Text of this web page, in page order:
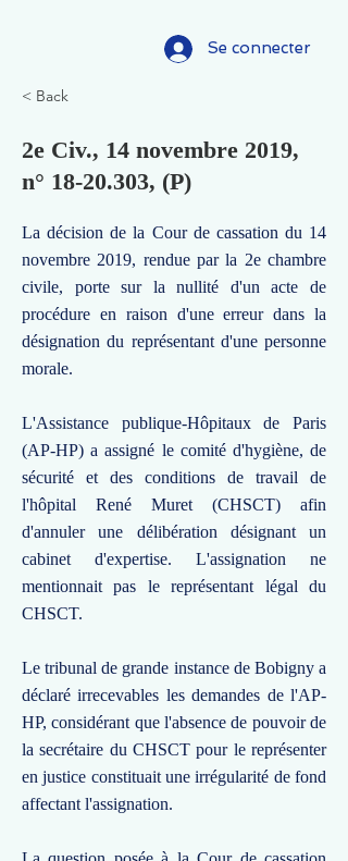
Se connecter
< Back
2e Civ., 14 novembre 2019,
n° 18-20.303, (P)
La décision de la Cour de cassation du 14
novembre 2019, rendue par la 2e chambre
civile, porte sur la nullité d'un acte de
procédure en raison d'une erreur dans la
désignation du représentant d'une personne
morale.
L'Assistance publique-Hôpitaux de Paris
(AP-HP) a assigné le comité d'hygiène, de
sécurité et des conditions de travail de
l'hôpital René Muret (CHSCT) afin
d'annuler une délibération désignant un
cabinet d'expertise. L'assignation ne
mentionnait pas le représentant légal du
CHSCT.
Le tribunal de grande instance de Bobigny a
déclaré irrecevables les demandes de l'AP-
HP, considérant que l'absence de pouvoir de
la secrétaire du CHSCT pour le représenter
en justice constituait une irrégularité de fond
affectant l'assignation.